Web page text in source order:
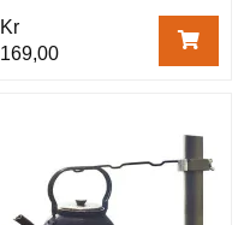
Kr
169,00